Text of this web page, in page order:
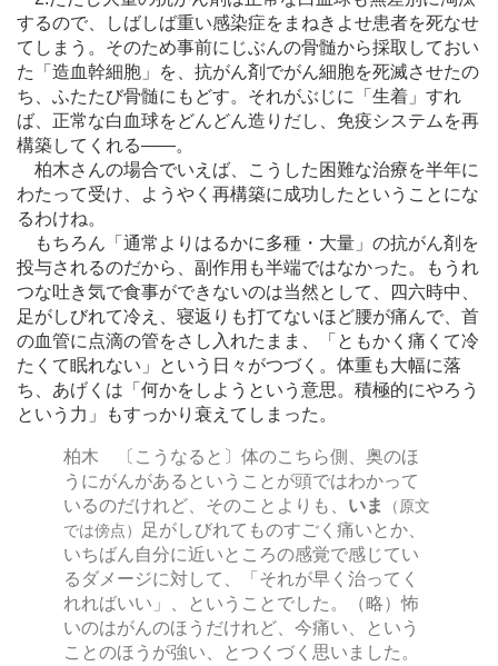
するので、しばしば重い感染症をまねきよせ患者を死なせ
てしまう。そのため事前にじぶんの骨髄から採取しておい
た「造血幹細胞」を、抗がん剤でがん細胞を死滅させたの
ち、ふたたび骨髄にもどす。それがぶじに「生着」すれ
ば、正常な白血球をどんどん造りだし、免疫システムを再
構築してくれる――。
柏木さんの場合でいえば、こうした困難な治療を半年に
わたって受け、ようやく再構築に成功したということにな
るわけね。
もちろん「通常よりはるかに多種・大量」の抗がん剤を
投与されるのだから、副作用も半端ではなかった。もうれ
つな吐き気で食事ができないのは当然として、四六時中、
足がしびれて冷え、寝返りも打てないほど腰が痛んで、首
の血管に点滴の管をさし入れたまま、「ともかく痛くて冷
たくて眠れない」という日々がつづく。体重も大幅に落
ち、あげくは「何かをしようという意思。積極的にやろう
という力」もすっかり衰えてしまった。
柏木 〔こうなると〕体のこちら側、奥のほ
うにがんがあるということが頭ではわかって
いるのだけれど、そのことよりも、 いま
（原文
では傍点）
足がしびれてものすごく痛いとか、
いちばん自分に近いところの感覚で感じてい
るダメージに対して、「それが早く治ってく
れればいい」、ということでした。（略）怖
いのはがんのほうだけれど、今痛い、という
ことのほうが強い、とつくづく思いました。